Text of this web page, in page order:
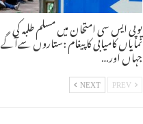
یوپی ایس سی امتحان میں مسلم طلبہ کی
نمایاں کامیابی کا پیغام :ستاروں سےآگے
جہاں اور…
NEXT